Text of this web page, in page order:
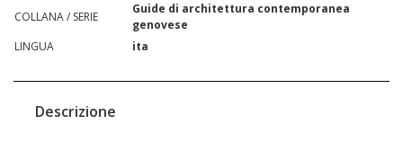
COLLANA / SERIE
Guide di architettura contemporanea
genovese
LINGUA
ita
Descrizione